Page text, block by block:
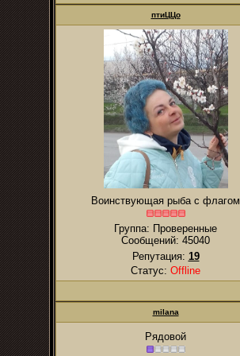
птиЦЦо
Воинствующая рыба с флагом
Группа: Проверенные
Сообщений: 45040
Репутация: 19
Статус: Offline
milana
Рядовой